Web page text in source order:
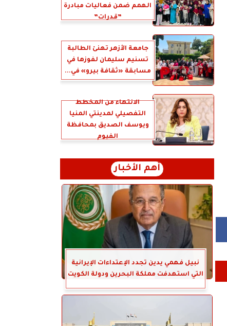
الهمم ضمن فعاليات مبادرة
”قدرات”
جامعة الأزهر تهنئ الطالبة
تسنيم سليمان لفوزها في
مسابقة «ثقافة بيرو» في...
الانتهاء من المخطط
التفصيلي لمدينتي المنيا
ويوسف الصديق بمحافظة
الفيوم
أهم الأخبار
نبيل فهمي يدين تجدد الإعتداءات الإيرانية
التي استهدفت مملكة البحرين ودولة الكويت